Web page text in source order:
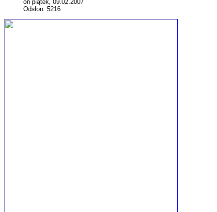
on piątek, 09.02.2007
Odsłon: 5216